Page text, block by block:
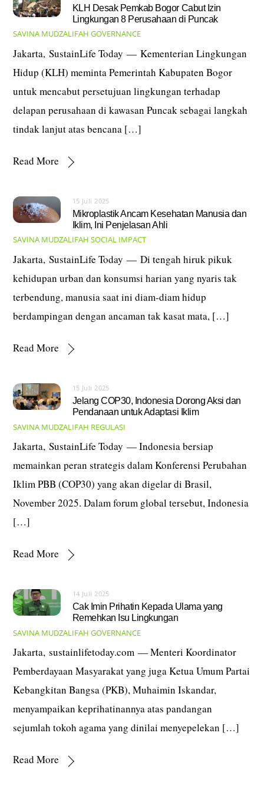
KLH Desak Pemkab Bogor Cabut Izin
Lingkungan 8 Perusahaan di Puncak
SAVINA MUDZALIFAH GOVERNANCE
Jakarta, SustainLife Today — Kementerian Lingkungan
Hidup (KLH) meminta Pemerintah Kabupaten Bogor
untuk mencabut persetujuan lingkungan terhadap
delapan perusahaan di kawasan Puncak sebagai langkah
tindak lanjut atas bencana […]
Read More
15 Juli 2025
Mikroplastik Ancam Kesehatan Manusia dan
Iklim, Ini Penjelasan Ahli
SAVINA MUDZALIFAH SOCIAL IMPACT
Jakarta, SustainLife Today — Di tengah hiruk pikuk
kehidupan urban dan konsumsi harian yang nyaris tak
terbendung, manusia saat ini diam-diam hidup
berdampingan dengan ancaman tak kasat mata, […]
Read More
15 Juli 2025
Jelang COP30, Indonesia Dorong Aksi dan
Pendanaan untuk Adaptasi Iklim
SAVINA MUDZALIFAH REGULASI
Jakarta, SustainLife Today — Indonesia bersiap
memainkan peran strategis dalam Konferensi Perubahan
Iklim PBB (COP30) yang akan digelar di Brasil,
November 2025. Dalam forum global tersebut, Indonesia
[…]
Read More
14 Juli 2025
Cak Imin Prihatin Kepada Ulama yang
Remehkan Isu Lingkungan
SAVINA MUDZALIFAH GOVERNANCE
Jakarta, sustainlifetoday.com — Menteri Koordinator
Pemberdayaan Masyarakat yang juga Ketua Umum Partai
Kebangkitan Bangsa (PKB), Muhaimin Iskandar,
menyampaikan keprihatinannya atas pandangan
sejumlah tokoh agama yang dinilai menyepelekan […]
Read More